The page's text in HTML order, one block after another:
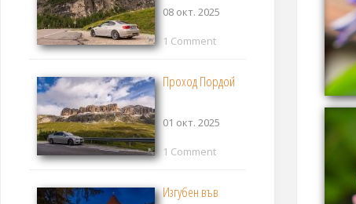
08 окт. 2025
1 Comment
Проход Пордой
01 окт. 2025
1 Comment
Изгубен във